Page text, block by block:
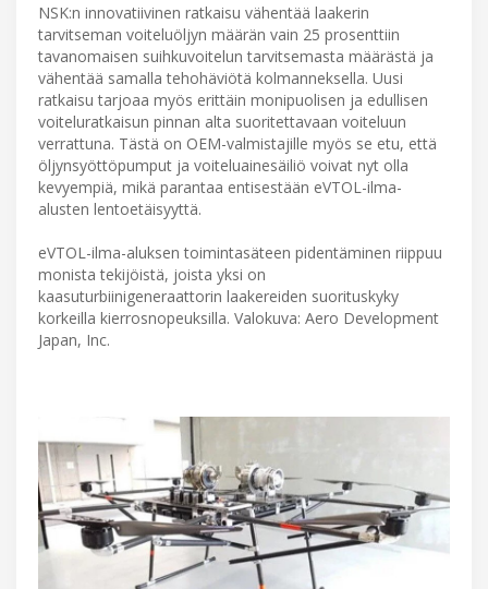
NSK:n innovatiivinen ratkaisu vähentää laakerin
tarvitseman voiteluöljyn määrän vain 25 prosenttiin
tavanomaisen suihkuvoitelun tarvitsemasta määrästä ja
vähentää samalla tehohäviötä kolmanneksella. Uusi
ratkaisu tarjoaa myös erittäin monipuolisen ja edullisen
voiteluratkaisun pinnan alta suoritettavaan voiteluun
verrattuna. Tästä on OEM-valmistajille myös se etu, että
öljynsyöttöpumput ja voiteluainesäiliö voivat nyt olla
kevyempiä, mikä parantaa entisestään eVTOL-ilma-
alusten lentoetäisyyttä.
eVTOL-ilma-aluksen toimintasäteen pidentäminen riippuu
monista tekijöistä, joista yksi on
kaasuturbiinigeneraattorin laakereiden suorituskyky
korkeilla kierrosnopeuksilla. Valokuva: Aero Development
Japan, Inc.